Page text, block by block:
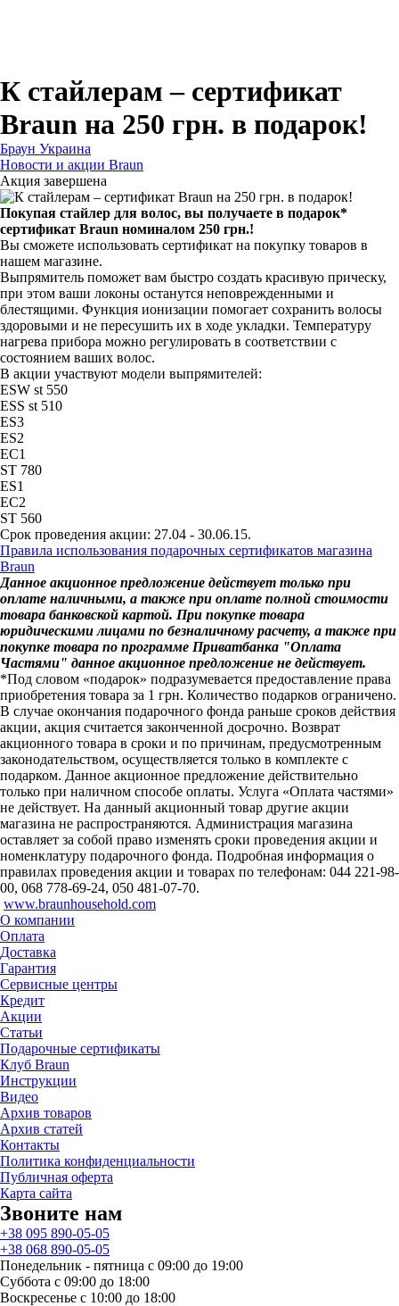
К стайлерам – сертификат
Braun на 250 грн. в подарок!
Браун Украина
Новости и акции Braun
Акция завершена
Покупая стайлер для волос, вы получаете в подарок*
сертификат Braun номиналом 250 грн.!
Вы сможете использовать сертификат на покупку товаров в
нашем магазине.
Выпрямитель поможет вам быстро создать красивую прическу,
при этом ваши локоны останутся неповрежденными и
блестящими. Функция ионизации помогает сохранить волосы
здоровыми и не пересушить их в ходе укладки. Температуру
нагрева прибора можно регулировать в соответствии с
состоянием ваших волос.
В акции участвуют модели выпрямителей:
ESW st 550
ESS st 510
ES3
ES2
EC1
ST 780
ES1
EC2
ST 560
Срок проведения акции: 27.04 - 30.06.15.
Правила использования подарочных сертификатов магазина
Braun
Данное акционное предложение действует только при
оплате наличными, а также при оплате полной стоимости
товара банковской картой. При покупке товара
юридическими лицами по безналичному расчету, а также при
покупке товара по программе Приватбанка "Оплата
Частями" данное акционное предложение не действует.
*Под словом «подарок» подразумевается предоставление права
приобретения товара за 1 грн. Количество подарков ограничено.
В случае окончания подарочного фонда раньше сроков действия
акции, акция считается законченной досрочно. Возврат
акционного товара в сроки и по причинам, предусмотренным
законодательством, осуществляется только в комплекте с
подарком. Данное акционное предложение действительно
только при наличном способе оплаты. Услуга «Оплата частями»
не действует. На данный акционный товар другие акции
магазина не распространяются. Администрация магазина
оставляет за собой право изменять сроки проведения акции и
номенклатуру подарочного фонда. Подробная информация о
правилах проведения акции и товарах по телефонам: 044 221-98-
00, 068 778-69-24, 050 481-07-70.
www.braunhousehold.com
О компании
Оплата
Доставка
Гарантия
Сервисные центры
Кредит
Акции
Статьи
Подарочные сертификаты
Клуб Braun
Инструкции
Видео
Архив товаров
Архив статей
Контакты
Политика конфиденциальности
Публичная оферта
Карта сайта
Звоните нам
+38 095 890-05-05
+38 068 890-05-05
Понедельник - пятница с 09:00 до 19:00
Суббота с 09:00 до 18:00
Воскресенье с 10:00 до 18:00